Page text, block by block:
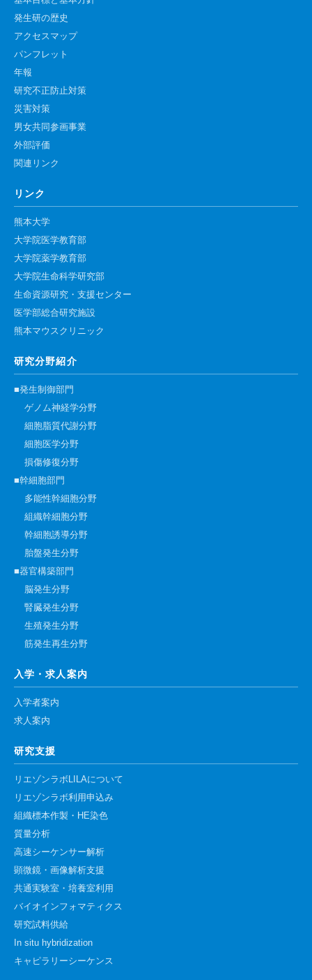
発生研の歴史
アクセスマップ
パンフレット
年報
研究不正防止対策
災害対策
男女共同参画事業
外部評価
関連リンク
リンク
熊本大学
大学院医学教育部
大学院薬学教育部
大学院生命科学研究部
生命資源研究・支援センター
医学部総合研究施設
熊本マウスクリニック
研究分野紹介
■発生制御部門
ゲノム神経学分野
細胞脂質代謝分野
細胞医学分野
損傷修復分野
■幹細胞部門
多能性幹細胞分野
組織幹細胞分野
幹細胞誘導分野
胎盤発生分野
■器官構築部門
脳発生分野
腎臓発生分野
生殖発生分野
筋発生再生分野
入学・求人案内
入学者案内
求人案内
研究支援
リエゾンラボLILAについて
リエゾンラボ利用申込み
組織標本作製・HE染色
質量分析
高速シーケンサー解析
顕微鏡・画像解析支援
共通実験室・培養室利用
バイオインフォマティクス
研究試料供給
In situ hybridization
キャピラリーシーケンス